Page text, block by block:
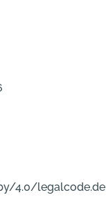
4.0/legalcode.de